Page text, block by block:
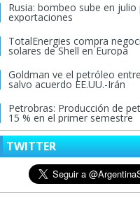
Rusia: bombeo sube en julio
exportaciones
TotalEnergies compra
solares de Shell en Europa
Goldman ve el petróleo
salvo acuerdo EE.UU.-Irán
Petrobras: Producción de
15 % en el primer semestre
TWITTER